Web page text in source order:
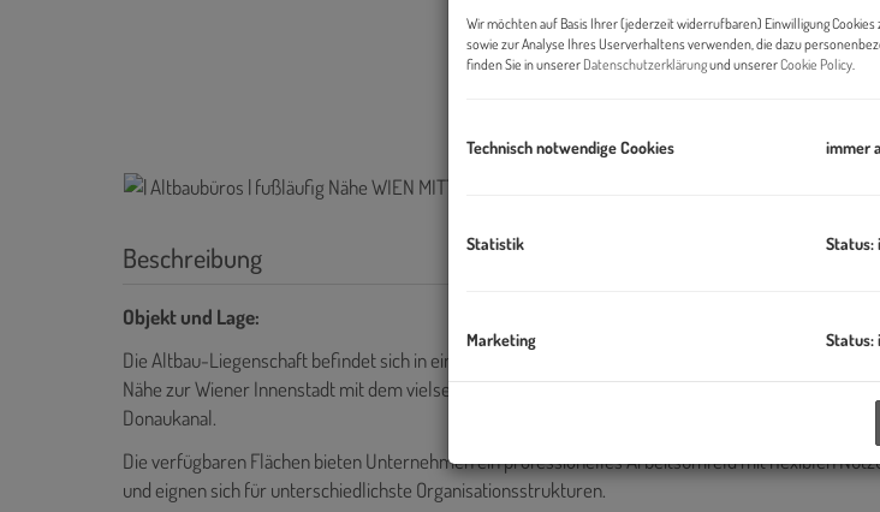
Beschreibung
Objekt und Lage:
Die Altbau-Liegenschaft befindet sich in einem der gefragtesten Bürostandorte des 3. Bezirks. Die
Nähe zur Wiener Innenstadt mit dem vielseitigen Angebot des Viertels rund um Wien Mitte, den
Donaukanal.
Die verfügbaren Flächen bieten Unternehmen ein professionelles Arbeitsumfeld mit flexiblen
und eignen sich für unterschiedlichste Organisationsstrukturen.
Wir möchten auf Basis Ihrer (jederzeit widerrufbaren) Einwilligung
sowie zur Analyse Ihres Userverhaltens verwenden, die dazu
finden Sie in unserer Datenschutzerklärungund unsererCookie Policy
Technisch notwendige Cookies immer
Statistik Status:
Marketing Status: